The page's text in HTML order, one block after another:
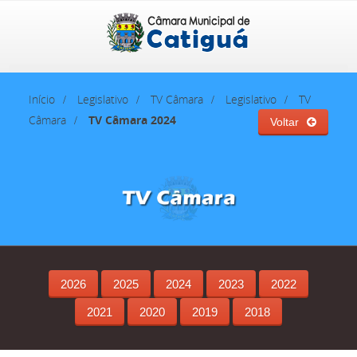
Início Legislativo TV Câmara Legislativo
TV
Câmara
TV Câmara 2024 Voltar
2026 2025 2024 2023 2022
2021 2020 2019 2018